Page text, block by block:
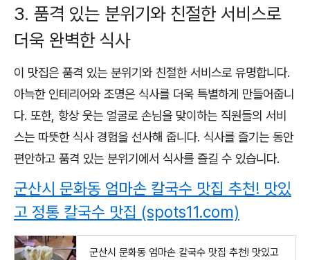
3. 품격 있는 분위기와 친절한 서비스로
더욱 완벽한 식사
이 맛집은 품격 있는 분위기와 친절한 서비스로 유명합니다.
아늑한 인테리어와 조명은 식사를 더욱 특별하게 만들어줍니
다. 또한, 항상 웃는 얼굴로 손님을 맞이하는 직원들의 서비
스는 따뜻한 식사 경험을 선사해 줍니다. 식사를 즐기는 동안
편안하고 품격 있는 분위기에서 식사를 즐길 수 있습니다.
군산시 문화동 엄마손 칼국수 맛집 추천! 맛있
고 정통 칼국수 맛집 (spots11.com)
군산시 문화동 엄마손 칼국수 맛집 추천! 맛있고